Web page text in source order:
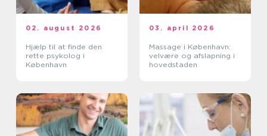
02. august 2026
Hjælp til at finde den
rette psykolog i
København
03. april 2026
Massage i København:
velvære og afslapning i
hovedstaden